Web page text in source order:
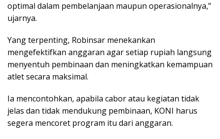
optimal dalam pembelanjaan maupun operasionalnya,”
ujarnya.
Yang terpenting, Robinsar menekankan
mengefektifkan anggaran agar setiap rupiah langsung
menyentuh pembinaan dan meningkatkan kemampuan
atlet secara maksimal.
Ia mencontohkan, apabila cabor atau kegiatan tidak
jelas dan tidak mendukung pembinaan, KONI harus
segera mencoret program itu dari anggaran.